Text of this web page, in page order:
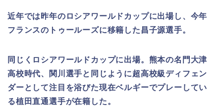
近年では昨年のロシアワールドカップに出場し、今年
フランスのトゥールーズに移籍した昌子源選手。
同じくロシアワールドカップに出場。熊本の名門大津
高校時代、関川選手と同じように超高校級ディフェン
ダーとして注目を浴びた現在ベルギーでプレーしてい
る植田直通選手が在籍した。